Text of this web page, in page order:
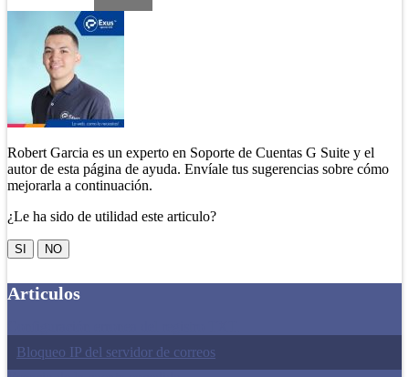
Robert Garcia es un experto en Soporte de Cuentas G Suite y el
autor de esta página de ayuda. Envíale tus sugerencias sobre cómo
mejorarla a continuación.
¿Le ha sido de utilidad este articulo?
SI NO
Articulos
Bloqueo IP del servidor de correos